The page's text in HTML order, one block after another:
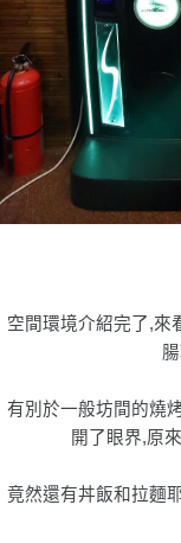
空間環境介紹完了,來
有別於一般坊間的燒
開了眼界,原
竟然還有丼飯和拉麵